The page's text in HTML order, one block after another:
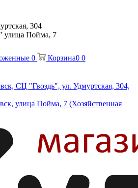
304
улица Пойма, 7
0 Корзина0 0
СЦ "Гвоздь", ул. Удмуртская, 304,
улица Пойма, 7 (Хозяйственная